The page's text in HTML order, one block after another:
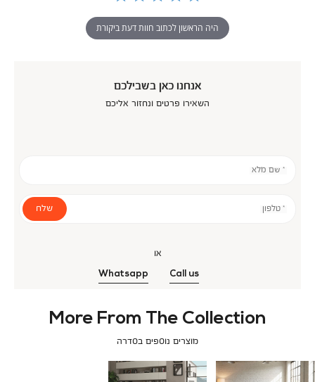
היה הראשון לכתוב חוות דעת ביקורת
אנחנו כאן בשבילכם
השאירו פרטים ונחזור אליכם
* שם מלא
* טלפון שלח
או
Call us
Whatsapp
More From The Collection
מוצרים נוספים בסדרה